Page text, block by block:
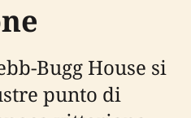
Bugg House si
punto di